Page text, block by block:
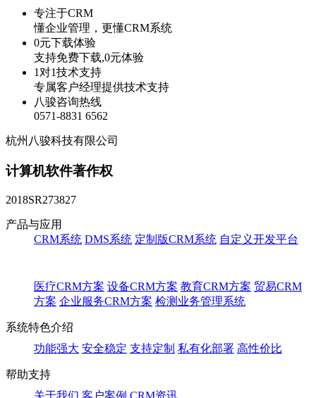
专注于CRM
懂企业管理，更懂CRM系统
0元下载体验
支持免费下载,0元体验
1对1技术支持
专属客户经理提供技术支持
八骏咨询热线
0571-8831 6562
杭州八骏科技有限公司
计算机软件著作权
2018SR273827
产品与应用
CRM系统 DMS系统 定制版CRM系统 自定义开发平台
医疗CRM方案 设备CRM方案 教育CRM方案 贸易CRM
方案 企业服务CRM方案 检测业务管理系统
系统特色介绍
功能强大 安全稳定 支持定制 私有化部署 高性价比
帮助支持
关于我们 客户案例 CRM资讯